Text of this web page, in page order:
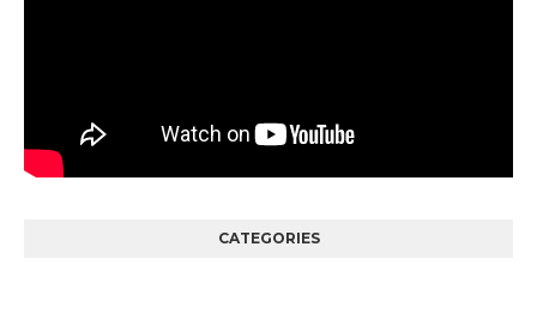
CATEGORIES